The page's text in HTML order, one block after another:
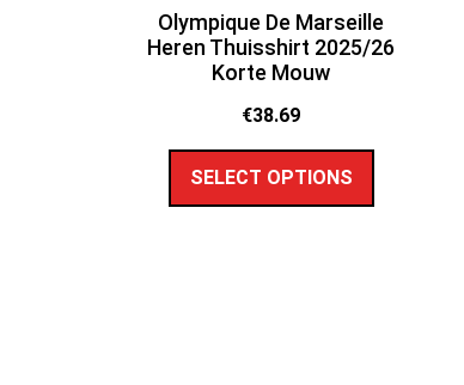
Olympique De Marseille
Heren Thuisshirt 2025/26
Korte Mouw
€38.69
SELECT OPTIONS